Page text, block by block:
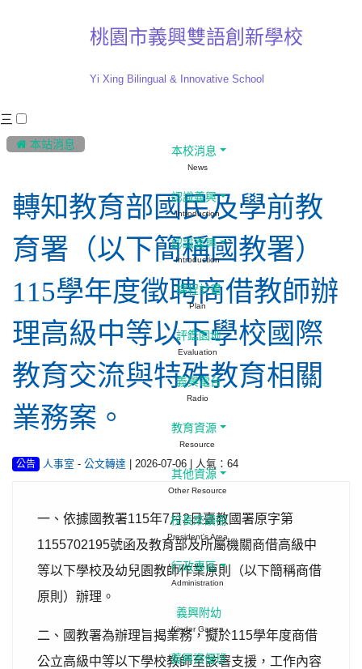
:::
 本站消息
轉知教育部國民及學前教
育署（以下簡稱國教署）
115學年度徵聘商借教師辦
理高級中等以下學校國際
教育交流與特殊教育相關
業務案。
公告 人事室 - 公文轉達 | 2026-07-06 | 人氣：64
一、依據國教署115年7月2日臺教國署原字第
1155702195號函及教育部及所屬機關商借高級中
等以下學校及幼兒園教師作業原則（以下簡稱商借
原則）辦理。
二、國教署為辦理旨揭業務，擬於115學年度商借
公立高級中等以下學校教師至該署支援，工作內容
桃園市義興雙語創新學校
Yi Xing Bilingual & Innovative School
三
本校消息
News
認識義興
Introduction
認識義興
Introduction
課程計畫
Plan
評鑑園地
Evaluation
義興電台
Radio
教育資源
Resource
其他資源
Other Resource
校長來讀冊
President's Area
行政專區
Administration
義興附幼
Kinder Garten
義興資優班